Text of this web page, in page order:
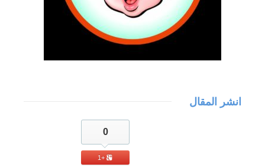
انشر المقال
0
+1